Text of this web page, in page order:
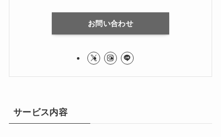
お問い合わせ
サービス内容